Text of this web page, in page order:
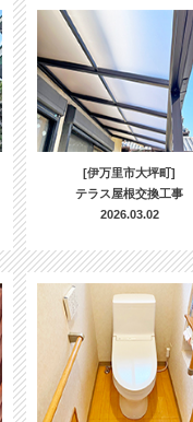
[伊万里市大坪町]
テラス屋根交換工事
2026.03.02